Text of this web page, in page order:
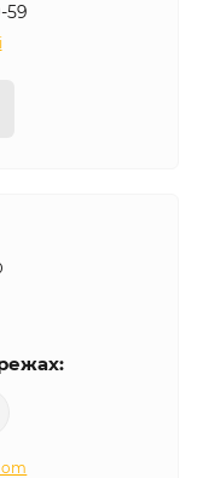
59